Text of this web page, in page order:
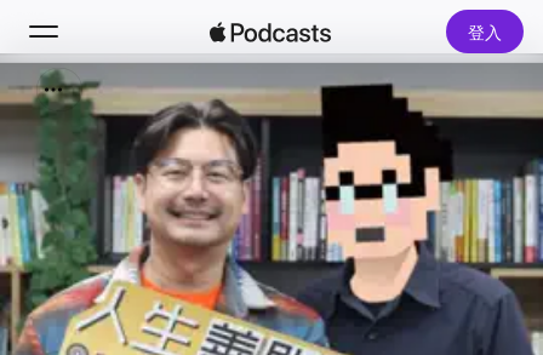
登入
搜尋
首頁
新發現
熱門排行榜